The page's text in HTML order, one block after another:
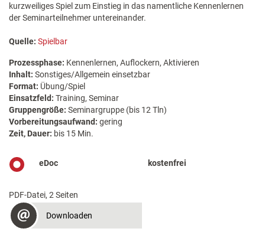
kurzweiliges Spiel zum Einstieg in das namentliche Kennenlernen
der Seminarteilnehmer untereinander.
Quelle: Spielbar
Prozessphase: Kennenlernen, Auflockern, Aktivieren
Inhalt: Sonstiges/Allgemein einsetzbar
Format: Übung/Spiel
Einsatzfeld: Training, Seminar
Gruppengröße: Seminargruppe (bis 12 Tln)
Vorbereitungsaufwand: gering
Zeit, Dauer: bis 15 Min.
eDoc kostenfrei
PDF-Datei, 2 Seiten
Downloaden